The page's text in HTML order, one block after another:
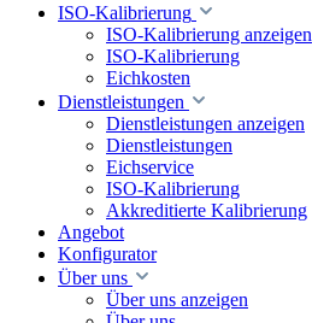
ISO-Kalibrierung
ISO-Kalibrierung anzeigen
ISO-Kalibrierung
Eichkosten
Dienstleistungen
Dienstleistungen anzeigen
Dienstleistungen
Eichservice
ISO-Kalibrierung
Akkreditierte Kalibrierung
Angebot
Konfigurator
Über uns
Über uns anzeigen